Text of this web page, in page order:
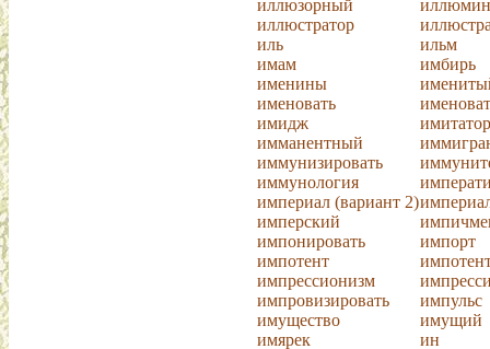
иллюзорный
иллюстратор
иль
ильм
имам
имбирь
именины
именовать
имидж
имитатор
имманентный
иммунизировать
иммунология
империал (вариант 2)
имперский
импонировать
импорт
импотент
импрессионизм
импровизировать
импульс
имущество
имущий
имярек
ин